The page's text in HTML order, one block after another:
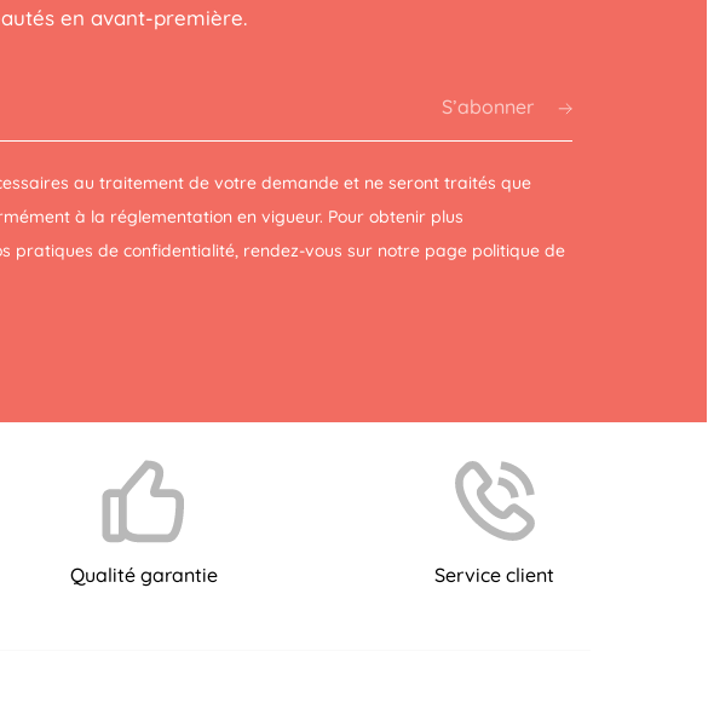
en avant-première.
S’abonner
au traitement de votre demande et ne seront traités que
à la réglementation en vigueur. Pour obtenir plus
pratiques de confidentialité, rendez-vous sur notre page politique de
Qualité garantie Service client